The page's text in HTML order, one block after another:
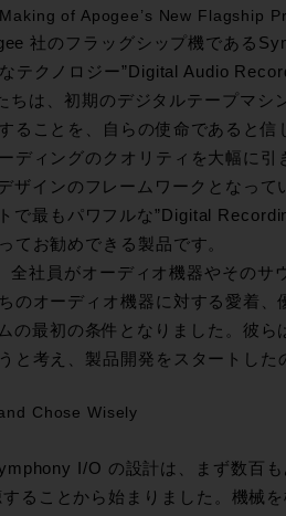
of Apogee’s New Flagship
社のフラッグシップ機である
テクノロジー”Digital Audio
ちは、初期のデジタルテープマ
ることを、自らの使命であると
ディングのクオリティを大幅に
ザインのフレームワークとなって
で最もパワフルな”Digital
てお勧めできる製品です。
全社員がオーディオ機器やそのサ
のオーディオ機器に対する愛着、
の最初の条件となりました。彼ら
と考え、製品開発をスタートした
Chose Wisely
I/O の設計は、まず数百
することから始まりました。機械